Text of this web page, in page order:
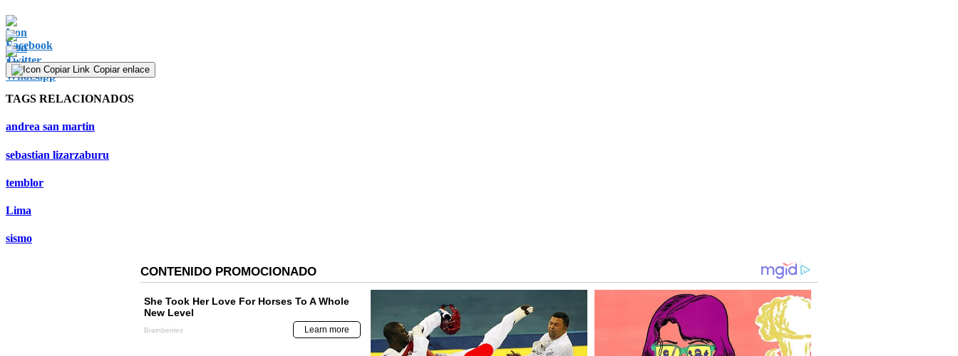
Copiar enlace
TAGS RELACIONADOS
andrea san martin
sebastian lizarzaburu
temblor
Lima
sismo